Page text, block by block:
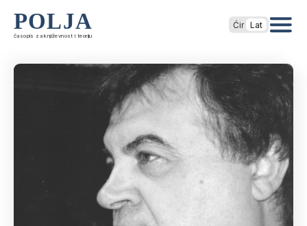
POLJA
časopis za književnost i teoriju
Ćir Lat